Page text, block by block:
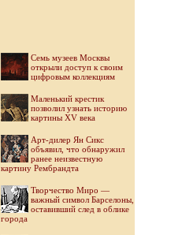
Семь музеев Москвы
открыли доступ к своим
цифровым коллекциям
Маленький крестик
позволил узнать историю
картины XV века
Арт-дилер Ян Сикс
объявил, что обнаружил
ранее неизвестную
картину Рембрандта
Творчество Миро —
важный символ Барселоны,
оставивший след в облике
города